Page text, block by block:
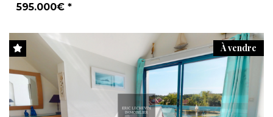
595.000€ *
À vendre